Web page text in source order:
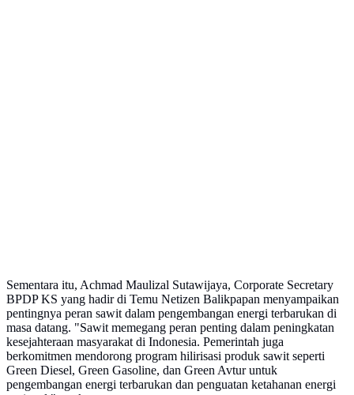
Sementara itu, Achmad Maulizal Sutawijaya, Corporate Secretary
BPDP KS yang hadir di Temu Netizen Balikpapan menyampaikan
pentingnya peran sawit dalam pengembangan energi terbarukan di
masa datang. "Sawit memegang peran penting dalam peningkatan
kesejahteraan masyarakat di Indonesia. Pemerintah juga
berkomitmen mendorong program hilirisasi produk sawit seperti
Green Diesel, Green Gasoline, dan Green Avtur untuk
pengembangan energi terbarukan dan penguatan ketahanan energi